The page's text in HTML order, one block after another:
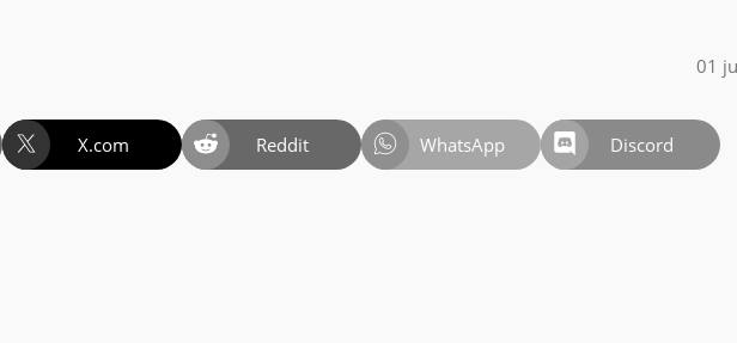
01
X.com Reddit WhatsApp Discord